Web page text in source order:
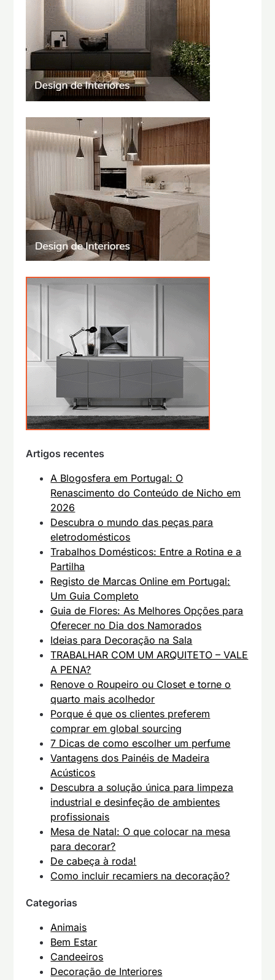
Artigos recentes
A Blogosfera em Portugal: O
Renascimento do Conteúdo de Nicho em
2026
Descubra o mundo das peças para
eletrodomésticos
Trabalhos Domésticos: Entre a Rotina e a
Partilha
Registo de Marcas Online em Portugal:
Um Guia Completo
Guia de Flores: As Melhores Opções para
Oferecer no Dia dos Namorados
Ideias para Decoração na Sala
TRABALHAR COM UM ARQUITETO – VALE
A PENA?
Renove o Roupeiro ou Closet e torne o
quarto mais acolhedor
Porque é que os clientes preferem
comprar em global sourcing
7 Dicas de como escolher um perfume
Vantagens dos Painéis de Madeira
Acústicos
Descubra a solução única para limpeza
industrial e desinfeção de ambientes
profissionais
Mesa de Natal: O que colocar na mesa
para decorar?
De cabeça à roda!
Como incluir recamiers na decoração?
Categorias
Animais
Bem Estar
Candeeiros
Decoração de Interiores